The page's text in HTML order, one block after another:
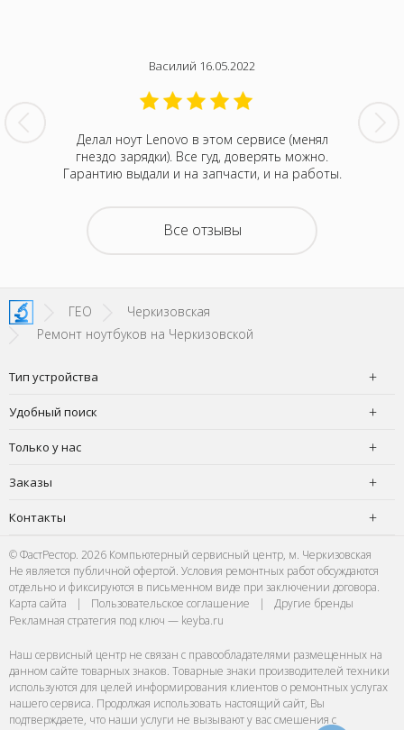
за
Василий 16.05.2022
Делал ноут Lenovo в этом сервисе (менял
гнездо зарядки). Все гуд, доверять можно.
Гарантию выдали и на запчасти, и на работы.
Была
не
Все отзывы
ГЕО
Черкизовская
Ремонт ноутбуков на Черкизовской
Тип устройства
Удобный поиск
Только у нас
Заказы
Контакты
© ФастРестор. 2026 Компьютерный сервисный центр, м. Черкизовская
Не является публичной офертой. Условия ремонтных работ обсуждаются
отдельно и фиксируются в письменном виде при заключении договора.
Карта сайта
| Пользовательское соглашение |
Другие бренды
Рекламная стратегия под ключ — keyba.ru
Наш сервисный центр не связан с правообладателями размещенных на
данном сайте товарных знаков. Товарные знаки производителей техники
используются для целей информирования клиентов о ремонтных услугах
нашего сервиса. Продолжая использовать настоящий сайт, Вы
подтверждаете, что наши услуги не вызывают у вас смешения с